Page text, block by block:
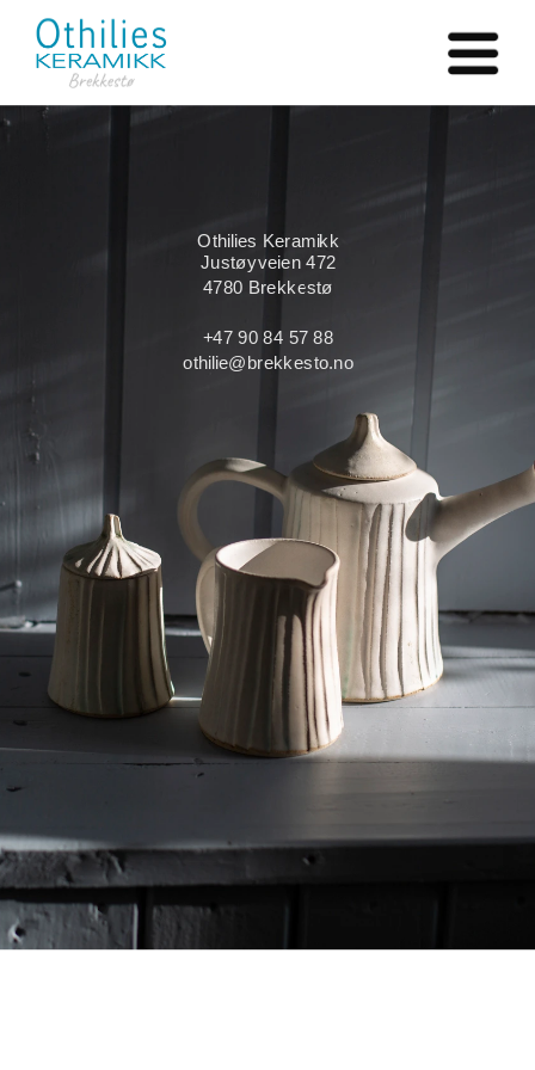
Othilies Keramikk
Justøyveien 472
4780 Brekkestø
+47 90 84 57 88
othilie@brekkesto.no